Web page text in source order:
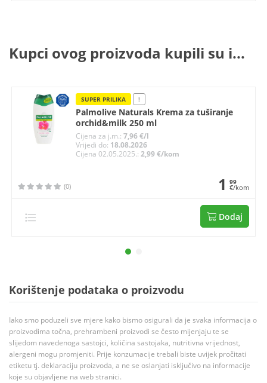
Kupci ovog proizvoda kupili su i...
SUPER PRILIKA !
Palmolive Naturals Krema za tuširanje
orchid&milk 250 ml
Cijena za j.m.: 7,96 €/l
Vrijedi do: 18.08.2026
Cijena 02.05.2025.: 2,99 €/kom
(0) 1 99
€/kom
Dodaj
Korištenje podataka o proizvodu
Iako smo poduzeli sve mjere kako bismo osigurali da je svaka informacija o
proizvodima točna, prehrambeni proizvodi se često mijenjaju te se
slijedom navedenoga sastojci, količina sastojaka, nutritivna vrijednost,
alergeni mogu promjeniti. Prije konzumacije trebali biste uvijek pročitati
etiketu tj. deklaraciju proizvoda, a ne se oslanjati isključivo na informacije
koje su objavljene na web stranici.